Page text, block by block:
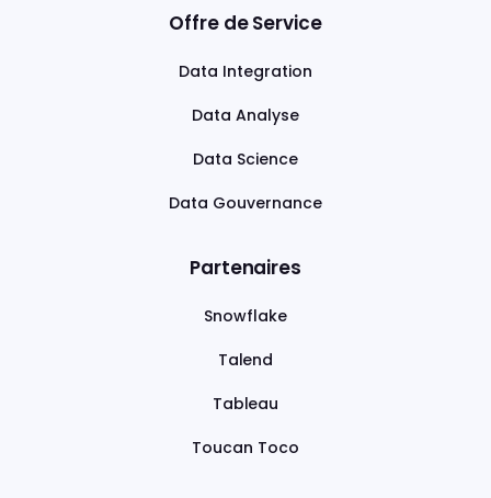
Offre de Service
Data Integration
Data Analyse
Data Science
Data Gouvernance
Partenaires
Snowflake
Talend
Tableau
Toucan Toco